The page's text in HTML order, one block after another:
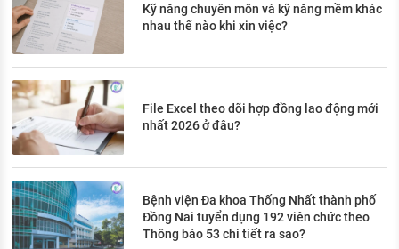
Kỹ năng chuyên môn và kỹ năng mềm khác
nhau thế nào khi xin việc?
File Excel theo dõi hợp đồng lao động mới
nhất 2026 ở đâu?
Bệnh viện Đa khoa Thống Nhất thành phố
Đồng Nai tuyển dụng 192 viên chức theo
Thông báo 53 chi tiết ra sao?